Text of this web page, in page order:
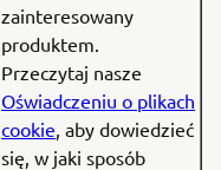
zainteresowany
produktem.
Przeczytaj nasze
Oświadczeniu o plikach
cookie, aby dowiedzieć
się, w jaki sposób